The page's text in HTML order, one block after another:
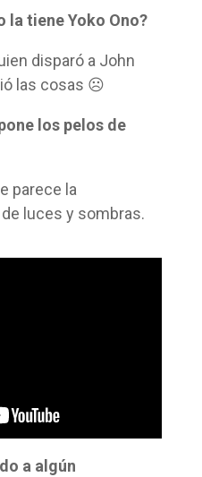
la tiene Yoko Ono?
disparó a John
las cosas ☹
los pelos de
parece la
luces y sombras.
a algún